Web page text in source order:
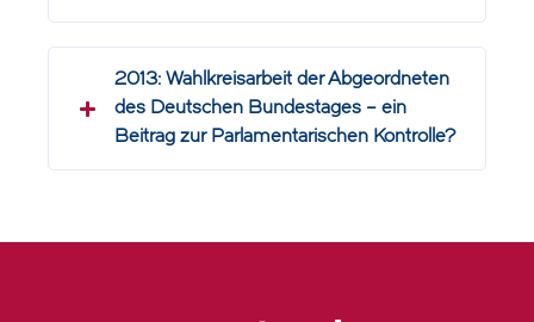
2013: Wahlkreisarbeit der Abgeordneten
des Deutschen Bundestages – ein
Beitrag zur Parlamentarischen Kontrolle?